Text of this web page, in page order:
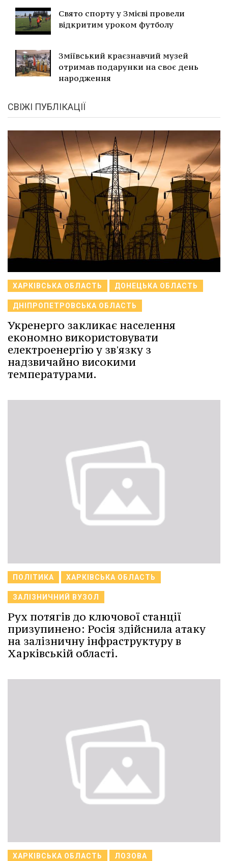
Свято спорту у Змієві провели
відкритим уроком футболу
Зміївський краєзнавчий музей
отримав подарунки на своє день
народження
СВІЖІ ПУБЛІКАЦІЇ
ХАРКІВСЬКА ОБЛАСТЬ ДОНЕЦЬКА ОБЛАСТЬ
ДНІПРОПЕТРОВСЬКА ОБЛАСТЬ
Укренерго закликає населення
економно використовувати
електроенергію у зв'язку з
надзвичайно високими
температурами.
ПОЛІТИКА ХАРКІВСЬКА ОБЛАСТЬ
ЗАЛІЗНИЧНИЙ ВУЗОЛ
Рух потягів до ключової станції
призупинено: Росія здійснила атаку
на залізничну інфраструктуру в
Харківській області.
ХАРКІВСЬКА ОБЛАСТЬ ЛОЗОВА